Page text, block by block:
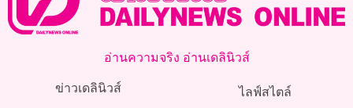
อ่านความจริง อ่านเดลินิวส์
ข่าวเดลินิวส์
ไลฟ์สไตล์